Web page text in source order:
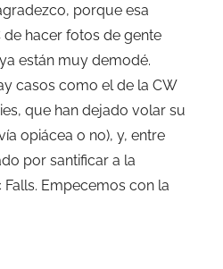
porque esa
hacer fotos de gente
están muy demodé.
casos como el de la CW
que han dejado volar su
opiácea o no), y, entre
por santificar a la
Empecemos con la